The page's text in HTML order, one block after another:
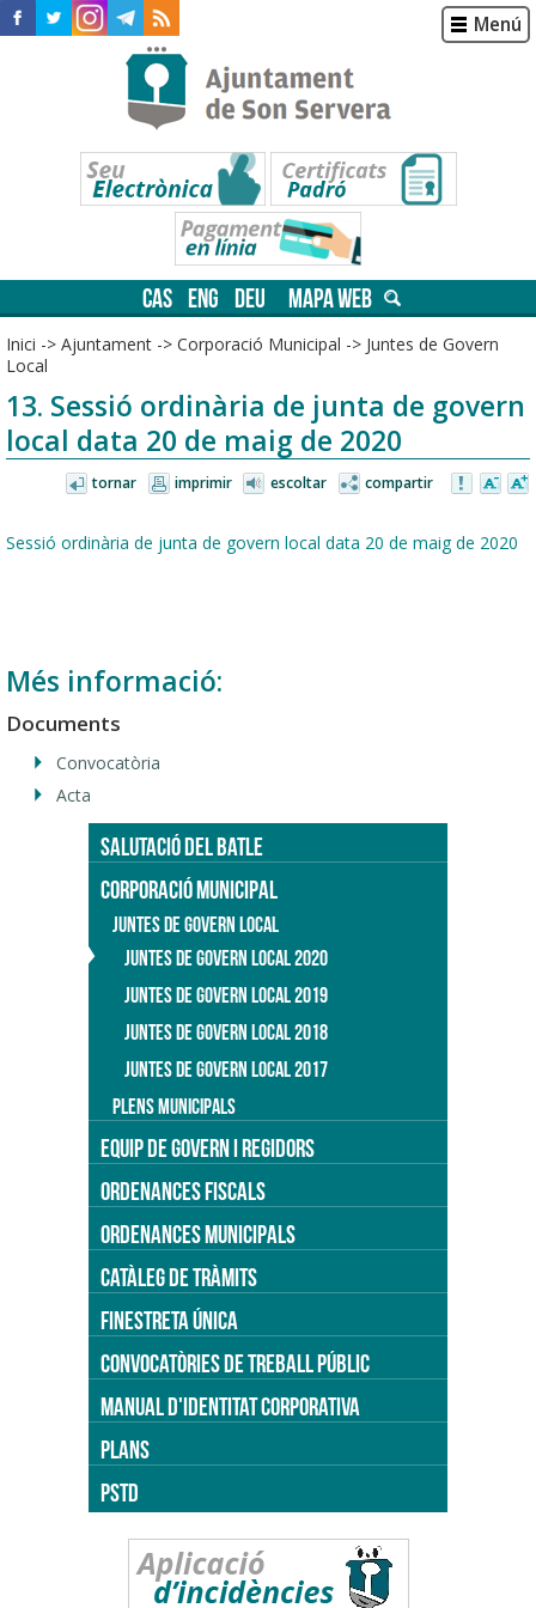
Menú
CAS ENG DEU MAPA WEB
Inici -> Ajuntament -> Corporació Municipal -> Juntes de Govern
Local
13. Sessió ordinària de junta de govern
local data 20 de maig de 2020
tornar imprimir escoltar compartir
Sessió ordinària de junta de govern local data 20 de maig de 2020
Més informació:
Documents
Convocatòria
Acta
SALUTACIÓ DEL BATLE
CORPORACIÓ MUNICIPAL
JUNTES DE GOVERN LOCAL
JUNTES DE GOVERN LOCAL 2020
JUNTES DE GOVERN LOCAL 2019
JUNTES DE GOVERN LOCAL 2018
JUNTES DE GOVERN LOCAL 2017
PLENS MUNICIPALS
EQUIP DE GOVERN I REGIDORS
ORDENANCES FISCALS
ORDENANCES MUNICIPALS
CATÀLEG DE TRÀMITS
FINESTRETA ÚNICA
CONVOCATÒRIES DE TREBALL PÚBLIC
MANUAL D'IDENTITAT CORPORATIVA
PLANS
PSTD